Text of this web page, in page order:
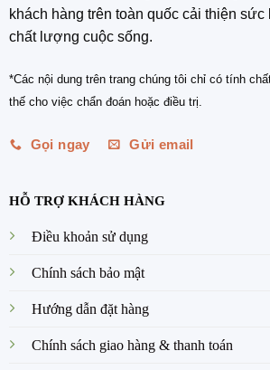
khách hàng trên toàn quốc cải thiện sức
chất lượng cuộc sống.
*Các nội dung trên trang chúng tôi chỉ có tính
thế cho việc chẩn đoán hoặc điều trị.
Gọi ngay Gửi email
HỖ TRỢ KHÁCH HÀNG
Điều khoản sử dụng
Chính sách bảo mật
Hướng dẫn đặt hàng
Chính sách giao hàng & thanh toán